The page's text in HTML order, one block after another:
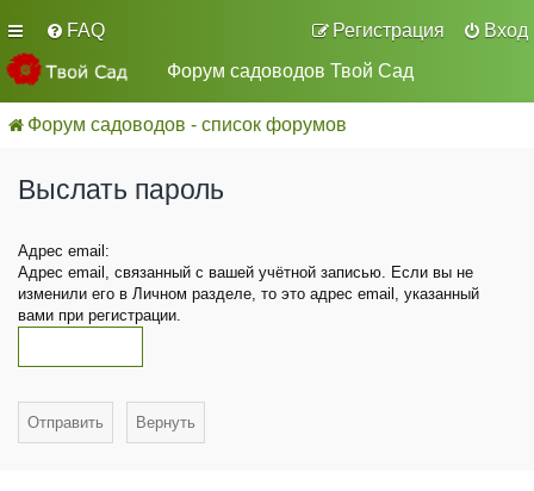
FAQ Вход
Регистрация
Форум садоводов Твой Сад
Форум садоводов - список форумов
Выслать пароль
Адрес email:
Адрес email, связанный с вашей учётной записью. Если вы не
изменили его в Личном разделе, то это адрес email, указанный
вами при регистрации.